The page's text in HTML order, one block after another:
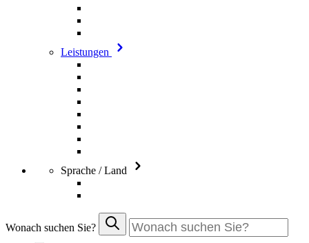
Leistungen
Sprache / Land
Wonach suchen Sie?